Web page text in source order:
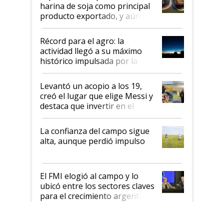
harina de soja como principal
producto exportado, y aún así
el agro aportó casi seis de cada
diez dólares y sostuvo el
liderazgo en un semestre
récord
Récord para el agro: la
actividad llegó a su máximo
histórico impulsada por la
cosecha y las exportaciones
Levantó un acopio a los 19,
creó el lugar que elige Messi y
destaca que invertir en el
kirchnerismo era como "darle
plata a un hijo para droga":
Juan Félix Rossetti, el libertario
que de una dura crisis salió
de Milei
La confianza del campo sigue
alta, aunque perdió impulso
El FMI elogió al campo y lo
ubicó entre los sectores claves
para el crecimiento argentino